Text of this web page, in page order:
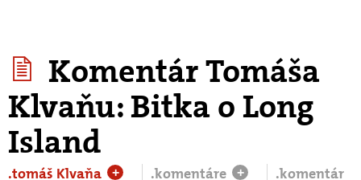
Komentár Tomáša
Klvaňu: Bitka o Long
Island
.tomáš Klvaňa + .komentáre +
.komentár